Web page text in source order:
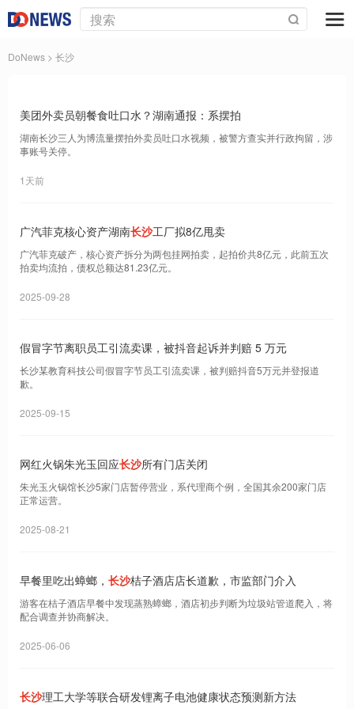
DoNews > 长沙
美团外卖员朝餐食吐口水？湖南通报：系摆拍
湖南长沙三人为博流量摆拍外卖员吐口水视频，被警方查实并行政拘留，涉
事账号关停。
1天前
广汽菲克核心资产湖南长沙工厂拟8亿甩卖
广汽菲克破产，核心资产拆分为两包挂网拍卖，起拍价共8亿元，此前五次
拍卖均流拍，债权总额达81.23亿元。
2025-09-28
假冒字节离职员工引流卖课，被抖音起诉并判赔 5 万元
长沙某教育科技公司假冒字节员工引流卖课，被判赔抖音5万元并登报道
歉。
2025-09-15
网红火锅朱光玉回应长沙所有门店关闭
朱光玉火锅馆长沙5家门店暂停营业，系代理商个例，全国其余200家门店
正常运营。
2025-08-21
早餐里吃出蟑螂， 长沙桔子酒店店长道歉，市监部门介入
游客在桔子酒店早餐中发现蒸熟蟑螂，酒店初步判断为垃圾站管道爬入，将
配合调查并协商解决。
2025-06-06
长沙理工大学等联合研发锂离子电池健康状态预测新方法